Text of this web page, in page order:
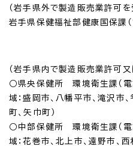
（岩手県外で製造販売業許可を
岩手県保健福祉部健康国保
（岩手県内で製造販売業許可
○県央保健所 環境衛生課
域：盛岡市、八幡平市、滝沢市
町、矢巾町）
○中部保健所 環境衛生課
域：花巻市、北上市、遠野市、西